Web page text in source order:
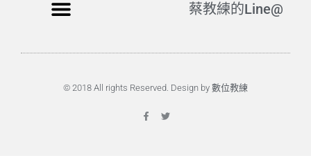
蔡教練的Line@
© 2018 All rights Reserved. Design by 數位教練